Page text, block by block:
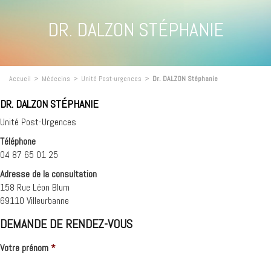
DR. DALZON STÉPHANIE
Accueil > Médecins > Unité Post-urgences > Dr. DALZON Stéphanie
DR. DALZON STÉPHANIE
Unité Post-Urgences
Téléphone
04 87 65 01 25
Adresse de la consultation
158 Rue Léon Blum
69110 Villeurbanne
DEMANDE DE RENDEZ-VOUS
Votre prénom*